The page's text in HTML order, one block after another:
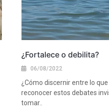
¿Fortalece o debilita?
06/08/2022
¿Cómo discernir entre lo
reconocer estos debates
tomar..